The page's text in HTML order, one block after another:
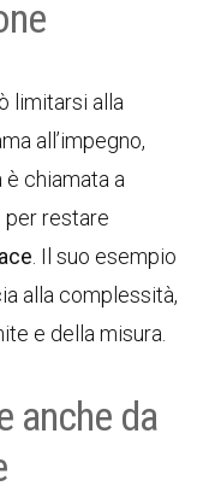
limitarsi alla
all’impegno,
è chiamata a
per restare
. Il suo esempio
alla complessità,
e della misura.
anche da